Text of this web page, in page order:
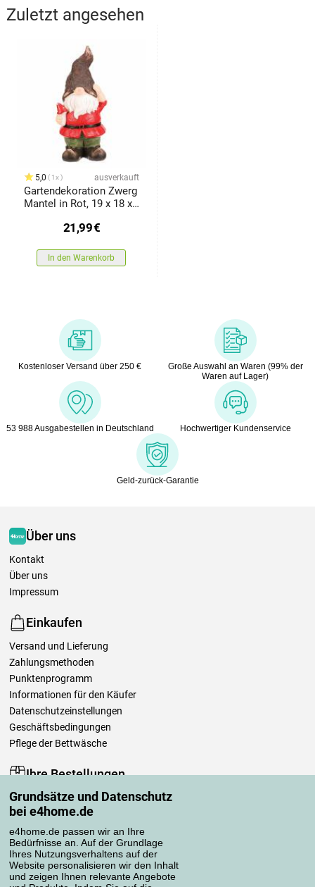
Grundsätze und Datenschutz
bei e4home.de
e4home.de passen wir an Ihre
Bedürfnisse an. Auf der Grundlage
Ihres Nutzungsverhaltens auf der
Website personalisieren wir den Inhalt
und zeigen Ihnen relevante Angebote
Zuletzt angesehen
5,0 1x ausverkauft
Gartendekoration Zwerg
Mantel in Rot, 19 x 18 x
21,99€
In den Warenkorb
Kostenloser Versand über 250 €
Große Auswahl an Waren (99% der
Waren auf Lager)
53 988 Ausgabestellen in Deutschland Hochwertiger Kundenservice
Geld-zurück-Garantie
Über uns
Kontakt
Über uns
Impressum
Einkaufen
Versand und Lieferung
Zahlungsmethoden
Punktenprogramm
Informationen für den Käufer
Datenschutzeinstellungen
Geschäftsbedingungen
Pflege der Bettwäsche
Ihre Bestellungen
Mein Konto
Bestellübersicht
Reklamationen
Widerrufsbelehrung
Einfach mehr wissen
Richtlinien zur Verarbeitung von Bewertungen